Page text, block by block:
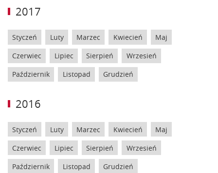
2017
Styczeń Luty Marzec Kwiecień Maj
Czerwiec Lipiec Sierpień Wrzesień
Październik Listopad Grudzień
2016
Styczeń Luty Marzec Kwiecień Maj
Czerwiec Lipiec Sierpień Wrzesień
Październik Listopad Grudzień